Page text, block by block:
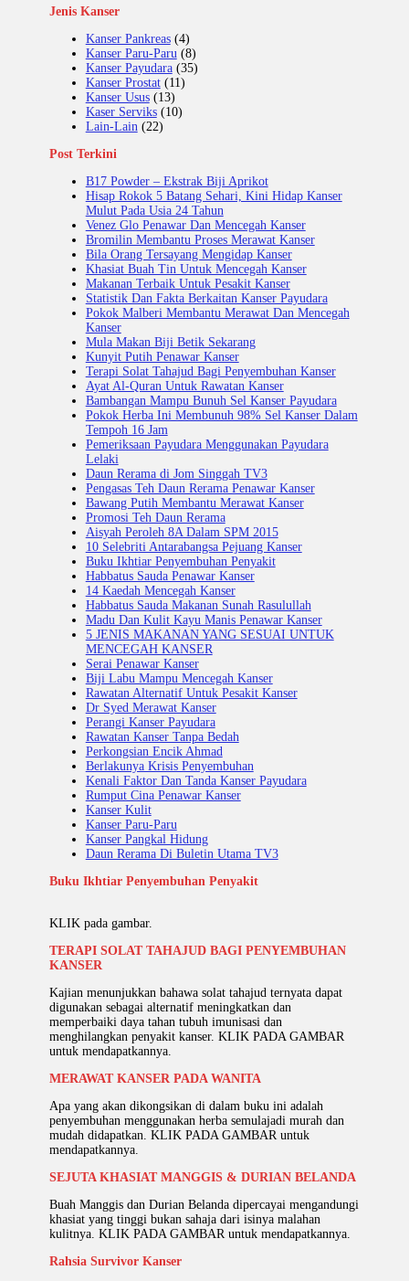
Jenis Kanser
Kanser Pankreas(4)
Kanser Paru-Paru(8)
Kanser Payudara(35)
Kanser Prostat(11)
Kanser Usus(13)
Kaser Serviks(10)
Lain-Lain(22)
Post Terkini
B17 Powder – Ekstrak Biji Aprikot
Hisap Rokok 5 Batang Sehari, Kini Hidap Kanser
Mulut Pada Usia 24 Tahun
Venez Glo Penawar Dan Mencegah Kanser
Bromilin Membantu Proses Merawat Kanser
Bila Orang Tersayang Mengidap Kanser
Khasiat Buah Tin Untuk Mencegah Kanser
Makanan Terbaik Untuk Pesakit Kanser
Statistik Dan Fakta Berkaitan Kanser Payudara
Pokok Malberi Membantu Merawat Dan Mencegah
Kanser
Mula Makan Biji Betik Sekarang
Kunyit Putih Penawar Kanser
Terapi Solat Tahajud Bagi Penyembuhan Kanser
Ayat Al-Quran Untuk Rawatan Kanser
Bambangan Mampu Bunuh Sel Kanser Payudara
Pokok Herba Ini Membunuh 98% Sel Kanser Dalam
Tempoh 16 Jam
Pemeriksaan Payudara Menggunakan Payudara
Lelaki
Daun Rerama di Jom Singgah TV3
Pengasas Teh Daun Rerama Penawar Kanser
Bawang Putih Membantu Merawat Kanser
Promosi Teh Daun Rerama
Aisyah Peroleh 8A Dalam SPM 2015
10 Selebriti Antarabangsa Pejuang Kanser
Buku Ikhtiar Penyembuhan Penyakit
Habbatus Sauda Penawar Kanser
14 Kaedah Mencegah Kanser
Habbatus Sauda Makanan Sunah Rasulullah
Madu Dan Kulit Kayu Manis Penawar Kanser
5 JENIS MAKANAN YANG SESUAI UNTUK
MENCEGAH KANSER
Serai Penawar Kanser
Biji Labu Mampu Mencegah Kanser
Rawatan Alternatif Untuk Pesakit Kanser
Dr Syed Merawat Kanser
Perangi Kanser Payudara
Rawatan Kanser Tanpa Bedah
Perkongsian Encik Ahmad
Berlakunya Krisis Penyembuhan
Kenali Faktor Dan Tanda Kanser Payudara
Rumput Cina Penawar Kanser
Kanser Kulit
Kanser Paru-Paru
Kanser Pangkal Hidung
Daun Rerama Di Buletin Utama TV3
Buku Ikhtiar Penyembuhan Penyakit
KLIK pada gambar.
TERAPI SOLAT TAHAJUD BAGI PENYEMBUHAN
KANSER
Kajian menunjukkan bahawa solat tahajud ternyata dapat
digunakan sebagai alternatif meningkatkan dan
memperbaiki daya tahan tubuh imunisasi dan
menghilangkan penyakit kanser. KLIK PADA GAMBAR
untuk mendapatkannya.
MERAWAT KANSER PADA WANITA
Apa yang akan dikongsikan di dalam buku ini adalah
penyembuhan menggunakan herba semulajadi murah dan
mudah didapatkan. KLIK PADA GAMBAR untuk
mendapatkannya.
SEJUTA KHASIAT MANGGIS & DURIAN BELANDA
Buah Manggis dan Durian Belanda dipercayai mengandungi
khasiat yang tinggi bukan sahaja dari isinya malahan
kulitnya. KLIK PADA GAMBAR untuk mendapatkannya.
Rahsia Survivor Kanser